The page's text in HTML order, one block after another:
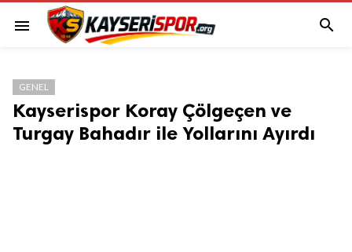
menu 
GENEL
Kayserispor Koray Çölgeçen ve
Turgay Bahadır ile Yollarını Ayırdı